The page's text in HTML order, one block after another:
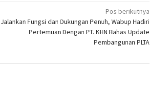
Pos berikutnya
Jalankan Fungsi dan Dukungan Penuh, Wabup Hadiri
Pertemuan Dengan PT. KHN Bahas Update
Pembangunan PLTA